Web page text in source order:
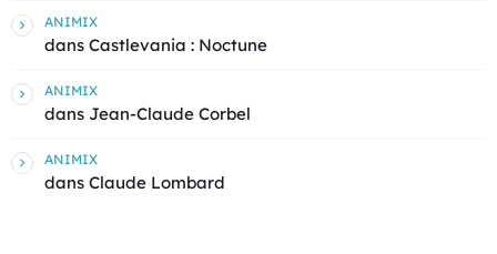
ANIMIX
dans Castlevania : Noctune
ANIMIX
dans Jean-Claude Corbel
ANIMIX
dans Claude Lombard